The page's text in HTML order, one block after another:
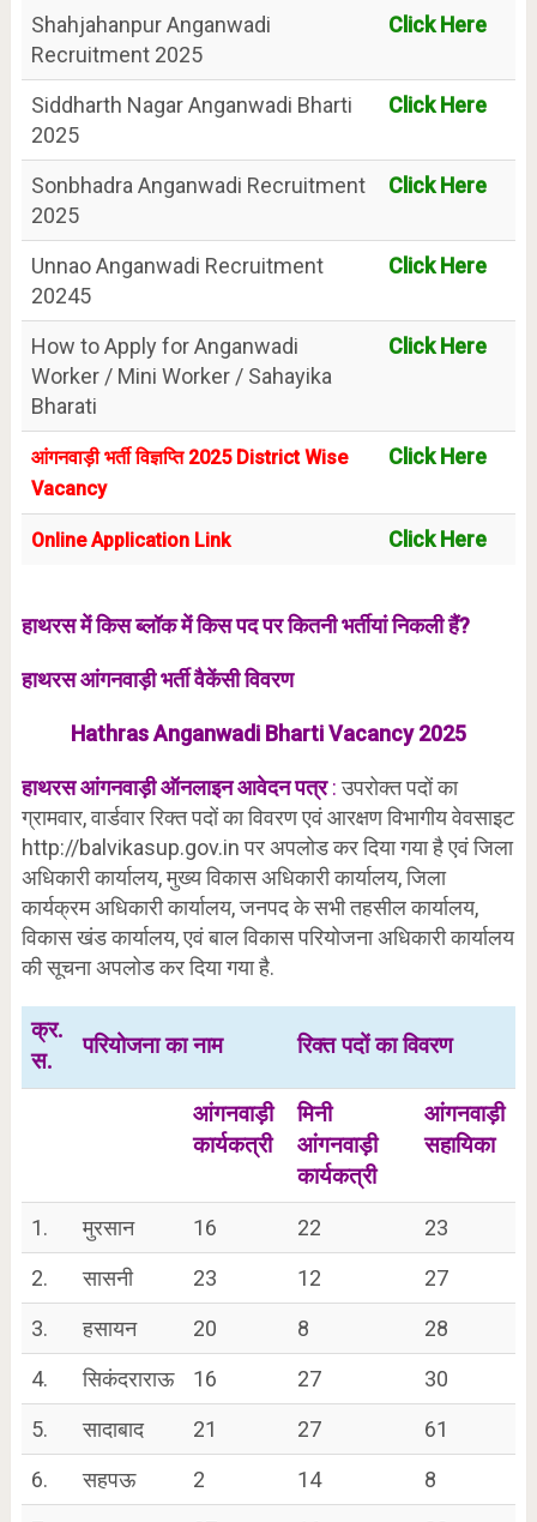
Shahjahanpur Anganwadi
Recruitment 2025
Click Here
Siddharth Nagar Anganwadi Bharti
2025
Click Here
Sonbhadra Anganwadi Recruitment
2025
Click Here
Unnao Anganwadi Recruitment
20245
Click Here
How to Apply for Anganwadi
Worker / Mini Worker / Sahayika
Bharati
Click Here
आंगनवाड़ी भर्ती विज्ञप्ति 2025 District Wise
Vacancy
Click Here
Online Application Link Click Here
हाथरस में किस ब्लॉक में किस पद पर कितनी भर्तीयां निकली हैं?
हाथरस आंगनवाड़ी भर्ती वैकेंसी विवरण
Hathras Anganwadi Bharti Vacancy 2025
हाथरस आंगनवाड़ीऑनलाइनआवेदन पत्र:उपरोक्त पदों का
ग्रामवार, वार्डवार रिक्त पदों का विवरण एवं आरक्षण विभागीय वेवसाइट
http://balvikasup.gov.in पर अपलोड कर दिया गया है एवं जिला
अधिकारी कार्यालय, मुख्य विकास अधिकारी कार्यालय, जिला
कार्यक्रम अधिकारी कार्यालय, जनपद के सभी तहसील कार्यालय,
विकास खंड कार्यालय, एवं बाल विकास परियोजना अधिकारी कार्यालय
की सूचना अपलोड कर दिया गया है.
क्र.
स.
परियोजना का नाम रिक्त पदों का विवरण
आंगनवाड़ी
कार्यकत्री
मिनी
आंगनवाड़ी
कार्यकत्री
आंगनवाड़ी
सहायिका
1. मुरसान 16 22
23
2.
सासनी 23 12
27
3.
हसायन 20 8
28
4.
सिकंदराराऊ 16 27
30
5.
सादाबाद 21 27
61
6.
सहपऊ 2 14
8